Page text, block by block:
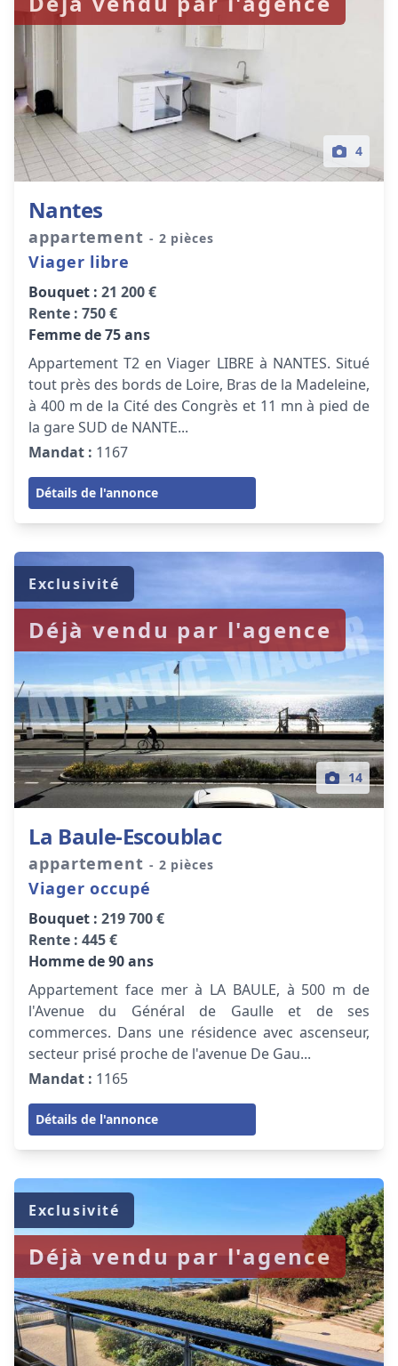
4
Nantes
appartement - 2 pièces
Viager libre
Bouquet : 21 200 €
Rente : 750 €
Femme de 75 ans
Appartement T2 en Viager LIBRE à NANTES. Situé
tout près des bords de Loire, Bras de la Madeleine,
à 400 m de la Cité des Congrès et 11 mn à pied de
la gare SUD de NANTE...
Mandat : 1167
Détails de l'annonce
14
Exclusivité
Déjà vendu par l'agence
La Baule-Escoublac
appartement - 2 pièces
Viager occupé
Bouquet : 219 700 €
Rente : 445 €
Homme de 90 ans
Appartement face mer à LA BAULE, à 500 m de
l'Avenue du Général de Gaulle et de ses
commerces. Dans une résidence avec ascenseur,
secteur prisé proche de l'avenue De Gau...
Mandat : 1165
Détails de l'annonce
Exclusivité
Déjà vendu par l'agence